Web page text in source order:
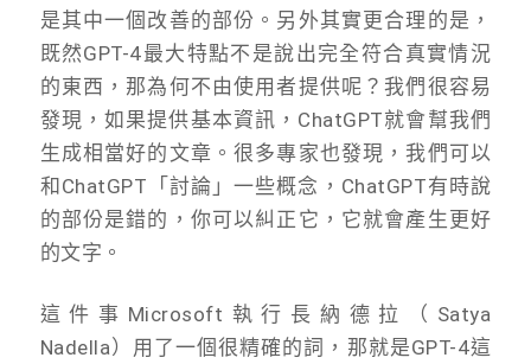
是其中一個改善的部份。另外其實更合理的是，
既然GPT-4最大特點不是說出完全符合真實情況
的東西，那為何不由使用者提供呢？我們很容易
發現，如果提供基本資訊，ChatGPT就會幫我們
生成相當好的文章。很多專家也發現，我們可以
和ChatGPT「討論」一些概念，ChatGPT有時說
的部份是錯的，你可以糾正它，它就會產生更好
的文字。
這件事Microsoft執行長納德拉（Satya
Nadella）用了一個很精確的詞，那就是GPT-4這